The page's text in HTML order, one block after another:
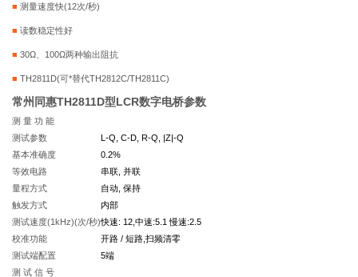
■ 测量速度快(12次/秒)
■ 读数稳定性好
■ 30Ω、100Ω两种输出阻抗
■ TH2811D(可*替代TH2812C/TH2811C)
常州同惠TH2811D型LCR数字电桥参数
测 量 功 能
测试参数
L-Q, C-D, R-Q, |Z|-Q
基本准确度
0.2%
等效电路
串联, 并联
量程方式
自动, 保持
触发方式
内部
测试速度(1kHz)(次/秒)快速: 12,中速:5.1 慢速:2.5
校准功能
开路 / 短路,扫频清零
测试端配置
5端
测 试 信 号